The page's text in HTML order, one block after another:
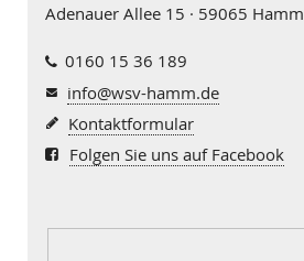
Adenauer Allee 15 · 59065 Hamm
0160 15 36 189
info@wsv-hamm.de
Kontaktformular
Folgen Sie uns auf Facebook